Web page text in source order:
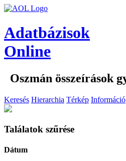
Adatbázisok
Online
Oszmán összeírások
Keresés Hierarchia Térkép Információ
Találatok szűrése
Dátum